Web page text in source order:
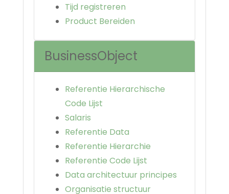
Tijd registreren
Product Bereiden
BusinessObject
Referentie Hierarchische
Code Lijst
Salaris
Referentie Data
Referentie Hierarchie
Referentie Code Lijst
Data architectuur principes
Organisatie structuur